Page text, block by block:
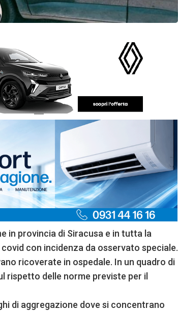
in provincia di Siracusa e in tutta la
con incidenza da osservato speciale.
ricoverate in ospedale. In un quadro di
delle norme previste per il
di aggregazione dove si concentrano